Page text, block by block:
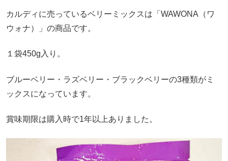
カルディに売っているベリーミックスは「WAWONA（ワ
ウォナ）」の商品です。
１袋450g入り。
ブルーベリー・ラズベリー・ブラックベリーの3種類がミ
ックスになっています。
賞味期限は購入時で1年以上ありました。